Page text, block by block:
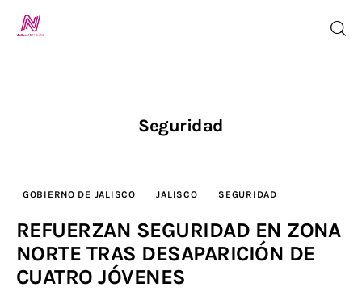
Jalisco Noticias
Programación
Jalisco TV
Seguridad
GOBIERNO DE JALISCO JALISCO SEGURIDAD
REFUERZAN SEGURIDAD EN ZONA
NORTE TRAS DESAPARICIÓN DE
CUATRO JÓVENES